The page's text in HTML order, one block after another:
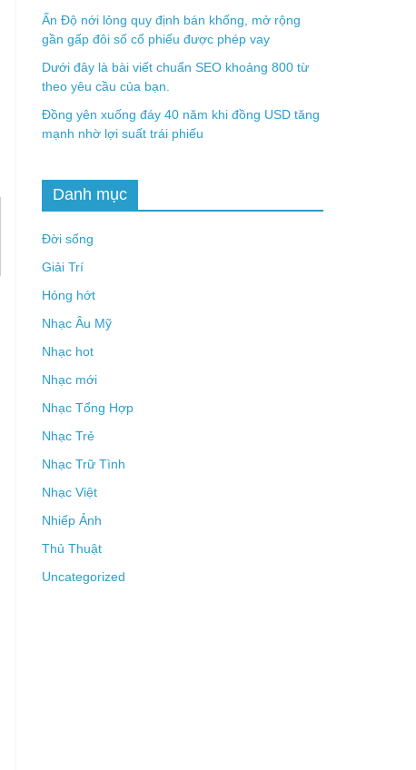
Ấn Độ nới lỏng quy định bán khống, mở rộng
gần gấp đôi số cổ phiếu được phép vay
Dưới đây là bài viết chuẩn SEO khoảng 800 từ
theo yêu cầu của bạn.
Đồng yên xuống đáy 40 năm khi đồng USD tăng
mạnh nhờ lợi suất trái phiếu
Danh mục
Đời sống
Giải Trí
Hóng hớt
Nhạc Âu Mỹ
Nhạc hot
Nhạc mới
Nhạc Tổng Hợp
Nhạc Trẻ
Nhạc Trữ Tình
Nhạc Việt
Nhiếp Ảnh
Thủ Thuật
Uncategorized